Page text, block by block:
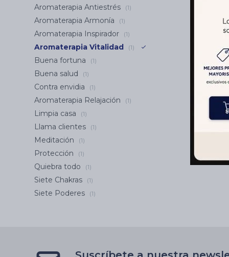
Aromaterapia Antiestrés (1)
Aromaterapia Armonía (1)
Aromaterapia Inspirador (1)
Aromaterapia Vitalidad (1)
Buena fortuna (1)
Buena salud (1)
Contra envidia (1)
Aromaterapia Relajación (1)
Limpia casa (1)
Llama clientes (1)
Meditación (1)
Protección (1)
Quiebra todo (1)
Siete Chakras (1)
Siete Poderes (1)